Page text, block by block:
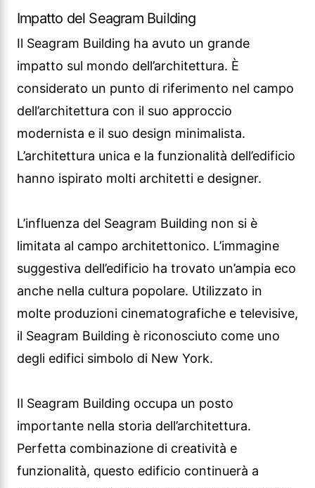
L’architettura unica e la funzionalità dell’edificio
hanno ispirato molti architetti e designer.
L’influenza del Seagram Building non si è
limitata al campo architettonico. L’immagine
suggestiva dell’edificio ha trovato un’ampia eco
anche nella cultura popolare. Utilizzato in
molte produzioni cinematografiche e televisive,
degli edifici simbolo di New York.
Il Seagram Building occupa un posto
importante nella storia dell’architettura.
Perfetta combinazione di creatività e
funzionalità, questo edificio continuerà a
essere fonte di ispirazione per le generazioni a
Caratteristi
che
architettoni
Uso
funzionale
Impatto